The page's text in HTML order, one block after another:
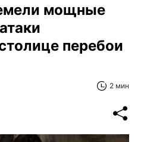
мощные
перебои
2 мин